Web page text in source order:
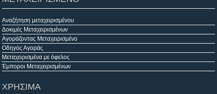
Αναζήτηση μεταχειρισμένου
Δοκιμές Μεταχειρισμένων
Αγοράζοντας Μεταχειρισμένο
Οδηγός Αγοράς
Μεταχειρισμένα με όφελος
Έμποροι Μεταχειρισμένων
ΧΡΗΣΙΜΑ